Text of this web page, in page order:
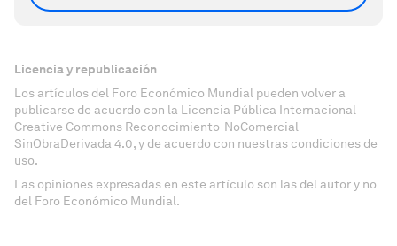
Licencia y republicación
Los artículos del Foro Económico Mundial pueden volver a
publicarse de acuerdo con la Licencia Pública Internacional
Creative Commons Reconocimiento-NoComercial-
SinObraDerivada 4.0, y de acuerdo con nuestras condiciones de
uso.
Las opiniones expresadas en este artículo son las del autor y no
del Foro Económico Mundial.